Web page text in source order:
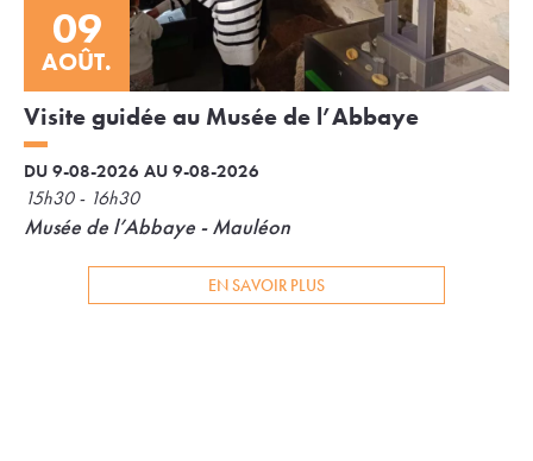
09
AOÛT.
Visite guidée au Musée de l’Abbaye
DU 9-08-2026 AU 9-08-2026
15h30 - 16h30
Musée de l’Abbaye - Mauléon
EN SAVOIR PLUS